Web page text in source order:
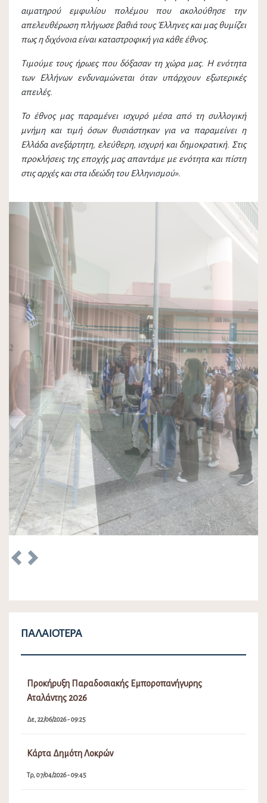
αιματηρού εμφυλίου πολέμου που ακολούθησε την
απελευθέρωση πλήγωσε βαθιά τους Έλληνες και μας θυμίζει
πως η διχόνοια είναι καταστροφική για κάθε έθνος.
Τιμούμε τους ήρωες που δόξασαν τη χώρα μας. Η ενότητα
των Ελλήνων ενδυναμώνεται όταν υπάρχουν εξωτερικές
απειλές.
Το έθνος μας παραμένει ισχυρό μέσα από τη συλλογική
μνήμη και τιμή όσων θυσιάστηκαν για να παραμείνει η
Ελλάδα ανεξάρτητη, ελεύθερη, ισχυρή και δημοκρατική. Στις
προκλήσεις της εποχής μας απαντάμε με ενότητα και πίστη
στις αρχές και στα ιδεώδη του Ελληνισμού».
Previous
ΠΑΛΑΙΌΤΕΡΑ
Προκήρυξη Παραδοσιακής Εμποροπανήγυρης
Αταλάντης 2026
Δε, 22/06/2026 - 09:25
Κάρτα Δημότη Λοκρών
Τρ, 07/04/2026 - 09:45